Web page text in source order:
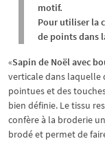
motif.
Pour utiliser la
de points dans
«Sapin de Noël avec
verticale dans laquelle
pointues et des
bien définie. Le tissu
confère à la broderie
brodé et permet de